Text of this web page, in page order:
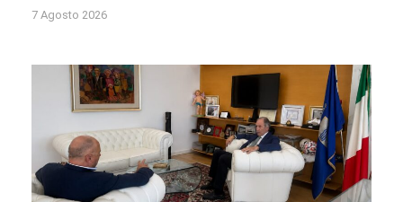
7 Agosto 2026